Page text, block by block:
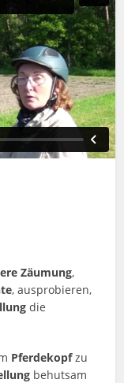
Zäumung,
, ausprobieren,
die
Pferdekopfzu
behutsam